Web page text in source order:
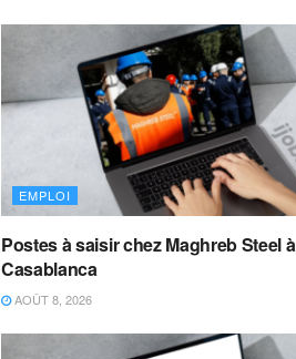
EMPLOI
Postes à saisir chez Maghreb Steel à
Casablanca
AOÛT 8, 2026